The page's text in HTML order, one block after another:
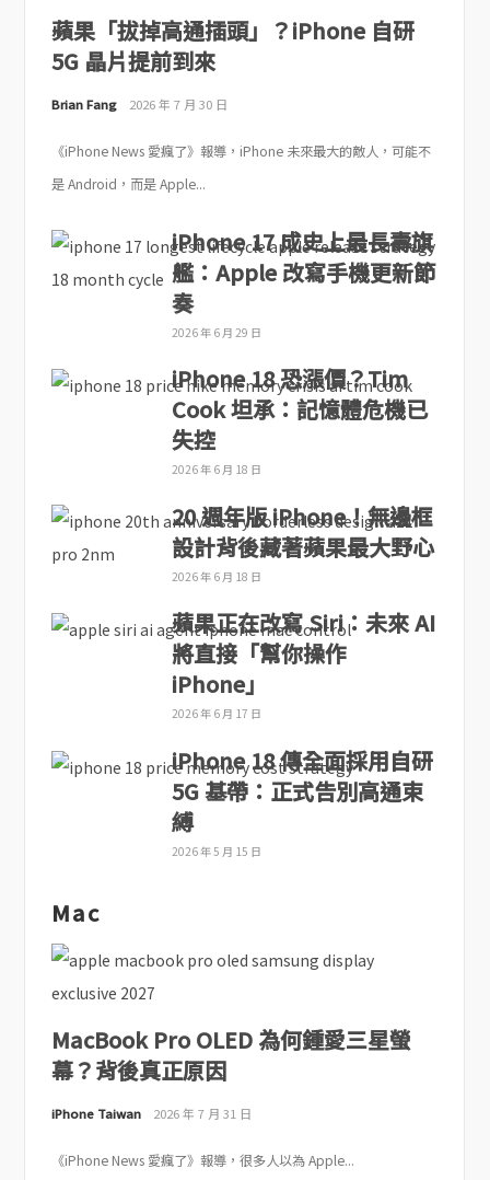
蘋果「拔掉高通插頭」？iPhone 自研
5G 晶片提前到來
Brian Fang 2026 年 7 月 30 日
《iPhone News 愛瘋了》報導，iPhone 未來最大的敵人，可能不
是 Android，而是 Apple...
iPhone 17 成史上最長壽旗
艦：Apple 改寫手機更新節
奏
2026 年 6 月 29 日
iPhone 18 恐漲價？Tim
Cook 坦承：記憶體危機已
失控
2026 年 6 月 18 日
20 週年版 iPhone！無邊框
設計背後藏著蘋果最大野心
2026 年 6 月 18 日
蘋果正在改寫 Siri：未來 AI
將直接「幫你操作
iPhone」
2026 年 6 月 17 日
iPhone 18 傳全面採用自研
5G 基帶：正式告別高通束
縛
2026 年 5 月 15 日
Mac
MacBook Pro OLED 為何鍾愛三星螢
幕？背後真正原因
iPhone Taiwan 2026 年 7 月 31 日
《iPhone News 愛瘋了》報導，很多人以為 Apple...